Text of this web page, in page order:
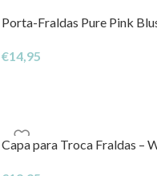
Porta-Fraldas Pure Pink
€14,95
Capa para Troca Fraldas –